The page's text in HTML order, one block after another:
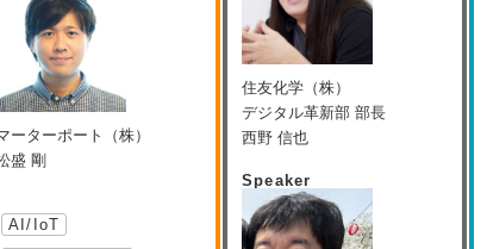
ーターポート（株）
盛 剛
AI/IoT
住友化学（株）
デジタル革新部 部長
西野 信也
Speaker